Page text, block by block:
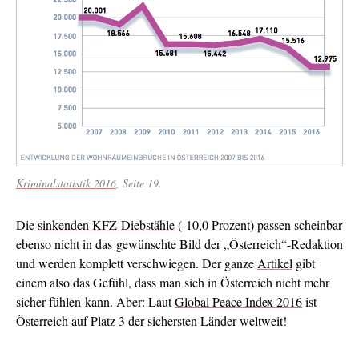
Kriminalstatistik 2016, Seite 19.
Diesinkenden KFZ-Diebstähle(-10,0 Prozent) passen scheinbar
ebenso nicht in das gewünschte Bild der „Österreich“-Redaktion
und werden komplett verschwiegen. Der ganzeArtikel gibt
einem also das Gefühl, dass man sich in Österreich nicht mehr
sicher fühlen kann. Aber: LautGlobal Peace Index 2016ist
Österreich auf Platz 3 der sichersten Länder weltweit!